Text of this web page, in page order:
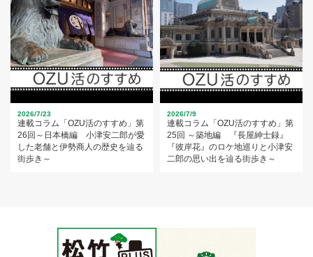
2026/7/23
連載コラム「OZU活のすすめ」第
26回～日本橋編 小津安二郎が愛
した老舗と伊勢商人の歴史を辿る
街歩き～
2026/7/9
連載コラム「OZU活のすすめ」第
25回 ～築地編 『長屋紳士録』
『彼岸花』のロケ地巡りと小津安
二郎の思い出を辿る街歩き～